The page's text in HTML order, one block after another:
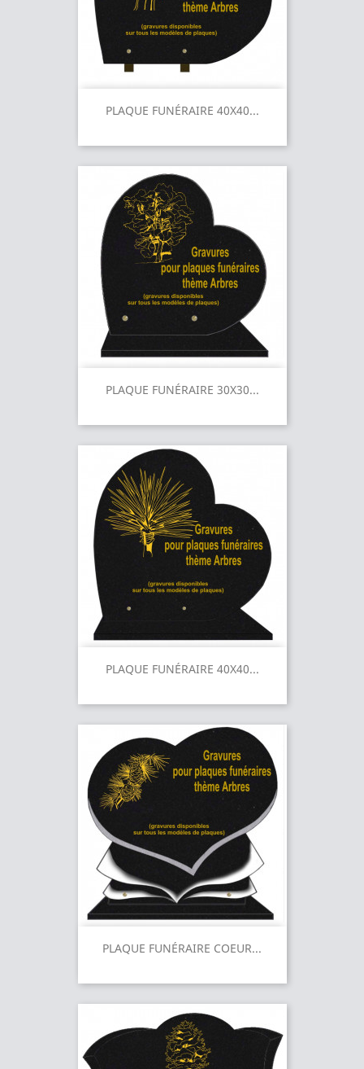
PLAQUE FUNÉRAIRE 40X40...
PLAQUE FUNÉRAIRE 30X30...
PLAQUE FUNÉRAIRE 40X40...
PLAQUE FUNÉRAIRE COEUR...